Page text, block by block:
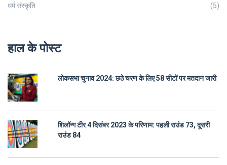
धर्म संस्कृति (5)
हाल के पोस्ट
लोकसभा चुनाव 2024: छठे चरण के लिए 58 सीटों पर मतदान जारी
शिलॉन्ग टीर 4 दिसंबर 2023 के परिणाम: पहली राउंड 73, दूसरी
राउंड 84